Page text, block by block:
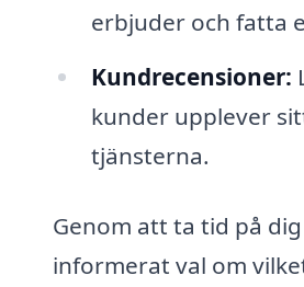
erbjuder och fatta
Kundrecensioner:
kunder upplever
tjänsterna.
Genom att ta tid på
informerat val om